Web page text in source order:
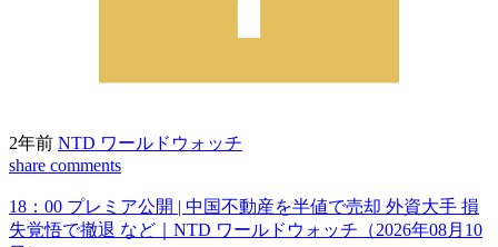
2年前 NTD ワールドウォッチ
share comments
18：00 プレミア公開 | 中国不動産を半値で売却 外資大手 損
失覚悟で撤退 など｜NTD ワールドウォッチ（2026年08月10